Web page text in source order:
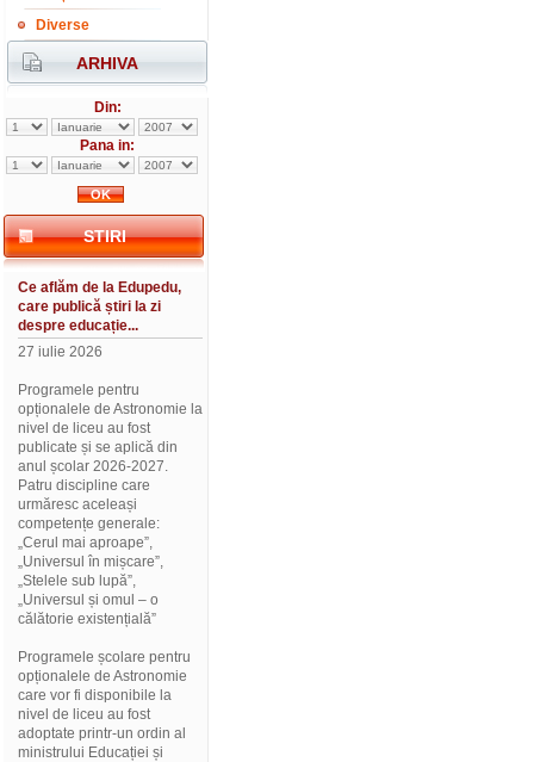
Diverse
ARHIVA
Din:
Pana in:
STIRI
Ce aflăm de la Edupedu,
care publică știri la zi
despre educație...
27 iulie 2026
Programele pentru
opționalele de Astronomie la
nivel de liceu au fost
publicate și se aplică din
anul școlar 2026-2027.
Patru discipline care
urmăresc aceleași
competențe generale:
„Cerul mai aproape”,
„Universul în mișcare”,
„Stelele sub lupă”,
„Universul și omul – o
călătorie existențială”
Programele școlare pentru
opționalele de Astronomie
care vor fi disponibile la
nivel de liceu au fost
adoptate printr-un ordin al
ministrului Educației și